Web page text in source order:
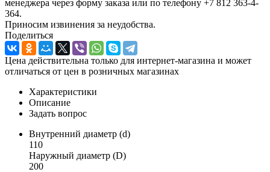
менеджера через форму заказа или по телефону +7 812 363-4-
364.
Приносим извинения за неудобства.
Поделиться
Цена действительна только для интернет-магазина и может
отличаться от цен в розничных магазинах
Характеристики
Описание
Задать вопрос
Внутренний диаметр (d)
110
Наружный диаметр (D)
200